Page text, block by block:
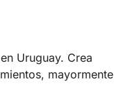
Uruguay. Crea
mayormente